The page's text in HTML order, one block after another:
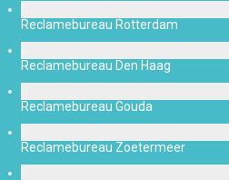
Reclamebureau Rotterdam
Reclamebureau Den Haag
Reclamebureau Gouda
Reclamebureau Zoetermeer